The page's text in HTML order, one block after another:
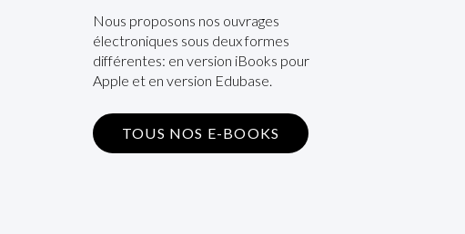
Nous proposons nos ouvrages
électroniques sous deux formes
différentes: en version iBooks pour
Apple et en version Edubase.
TOUS NOS E-BOOKS